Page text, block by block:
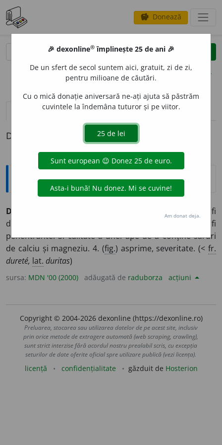
savings Donează
clear
opțiuni
definiții (1) pronunțievolume_up (22)
Definiția cu ID-ul 461622:
Explicative DEX
DURIT
1. proprietate a corpurilor solide de a fi
dure. 2. calitate a radiațiilor ionizante de a fi
penentrante. 3. calitate a unei ape de a conține săruri
de calciu și magneziu. 4. (fig.) asprime, severitate. (<fr.
dureté, lat. duritas)
sursa: MDN '00 (2000) adăugată de raduborza acțiuni
Copyright © 2004-2026 dexonline (https://dexonline.ro)
Preluarea, stocarea sau utilizarea datelor de pe acest site, inclusiv
prin orice metode de extragere automată (web scraping, crawling),
sunt strict interzise fără acordul nostru prealabil scris, cu excepția
seturilor de date oferite oficial spre utilizare publică (vezi licența).
licență confidențialitate găzduit de Hosterion
🎉 dexonline® împlinește 25 de ani 🎉
De un sfert de secol suntem aici, gratuit, zi de zi,
pentru milioane de căutări.
Cu o mică donație aniversară ne-ați ajuta să păstrăm
cuvintele la îndemâna tuturor și pe viitor.
Am donat deja.